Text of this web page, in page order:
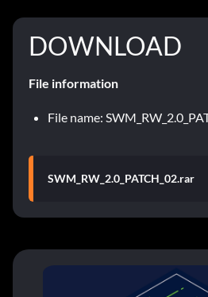
DOWNLOAD
File information
File name:
SWM_RW_2.0_PATCH_02.rar